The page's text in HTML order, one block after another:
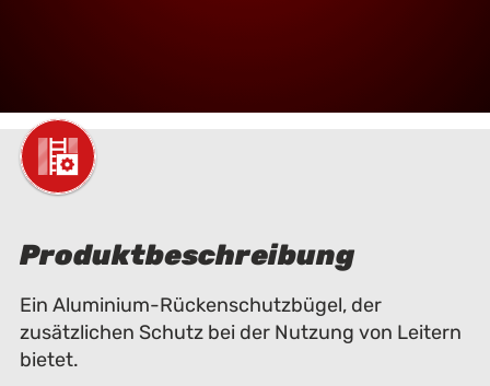
Produktbeschreibung
Ein Aluminium-Rückenschutzbügel, der
zusätzlichen Schutz bei der Nutzung von Leitern
bietet.